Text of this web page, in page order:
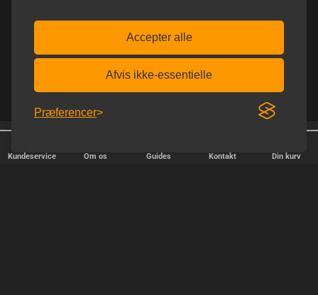
Accepter alle
Afvis ikke-essentielle
Præferencer
Kundeservice Om os Guides Kontakt Din kurv